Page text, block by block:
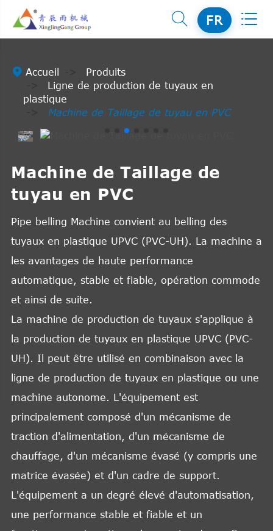
 FR 
 Accueil
Produits
Ligne de production de tuyaux en
plastique
Machine de Taillage de tuyau en PVC
Machine de Taillage de
tuyau en PVC
Pipe belling Machine convient au belling des
tuyaux en plastique UPVC (PVC-UH). La machine a
les avantages de haute performance
automatique, stable et fiable, opération commode
et ainsi de suite.
La machine de production de tuyaux s'applique à
la production de tuyaux en plastique UPVC (PVC-
UH). Il peut être utilisé en combinaison avec la
ligne de production de tuyaux en plastique ou une
machine autonome. L'équipement est
principalement composé d'un mécanisme de
traction d'alimentation, d'un mécanisme de
chauffage, d'un mécanisme évasé (y compris une
matrice évasée) et d'un cadre de support.
L'équipement a un degré élevé d'automatisation,
une performance stable et fiable et un